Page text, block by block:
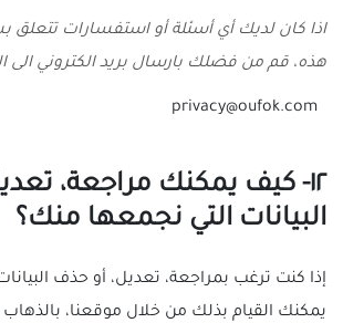
اذا كان لديك أي أسئلة أو استفسارات
هذه، قم من فضلك بارسال بريد الكتروني الى
١٢- كيف يمكنك مراجعة،
البيانات التي نجمعها منك؟
إذا كنت ترغب بمراجعة، تعديل، أو حذف
يمكنك القيام بذلك من خلال موقعنا،